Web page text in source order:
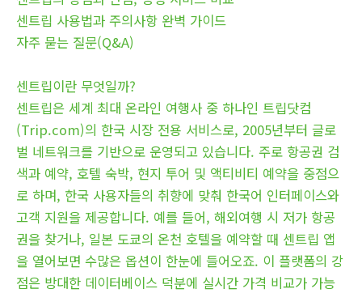
센트립 사용법과 주의사항 완벽 가이드
자주 묻는 질문(Q&A)
센트립이란 무엇일까?
센트립은 세계 최대 온라인 여행사 중 하나인 트립닷컴
(Trip.com)의 한국 시장 전용 서비스로, 2005년부터 글로
벌 네트워크를 기반으로 운영되고 있습니다. 주로 항공권 검
색과 예약, 호텔 숙박, 현지 투어 및 액티비티 예약을 중점으
로 하며, 한국 사용자들의 취향에 맞춰 한국어 인터페이스와
고객 지원을 제공합니다. 예를 들어, 해외여행 시 저가 항공
권을 찾거나, 일본 도쿄의 온천 호텔을 예약할 때 센트립 앱
을 열어보면 수많은 옵션이 한눈에 들어오죠. 이 플랫폼의 강
점은 방대한 데이터베이스 덕분에 실시간 가격 비교가 가능